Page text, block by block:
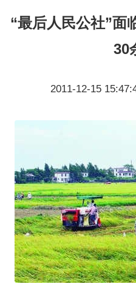
“最后人民公社”面
30
2011-12-15